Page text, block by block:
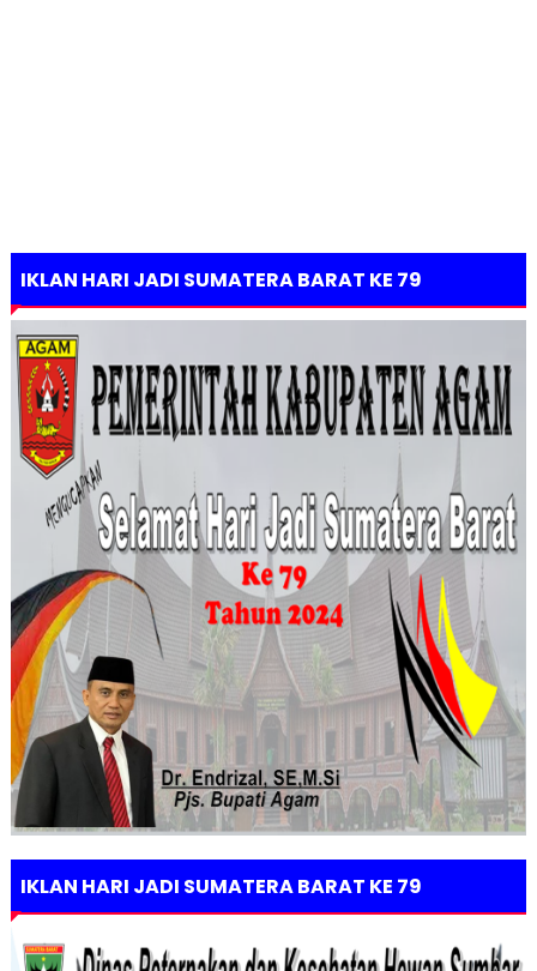
IKLAN HARI JADI SUMATERA BARAT KE 79
IKLAN HARI JADI SUMATERA BARAT KE 79